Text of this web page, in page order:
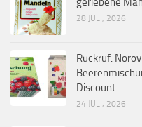
28 JULI, 2026
Rückruf:
Discount
24 JULI, 2026